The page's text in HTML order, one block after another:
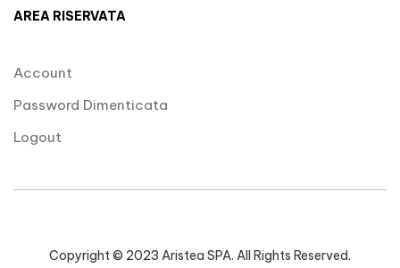
AREA RISERVATA
Account
Password Dimenticata
Logout
Copyright © 2023 Aristea SPA. All Rights Reserved.